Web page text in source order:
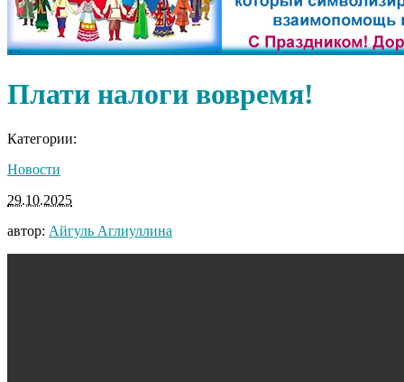
Плати налоги вовремя!
Категории:
Новости
29.10.2025
автор: Айгуль Аглиуллина